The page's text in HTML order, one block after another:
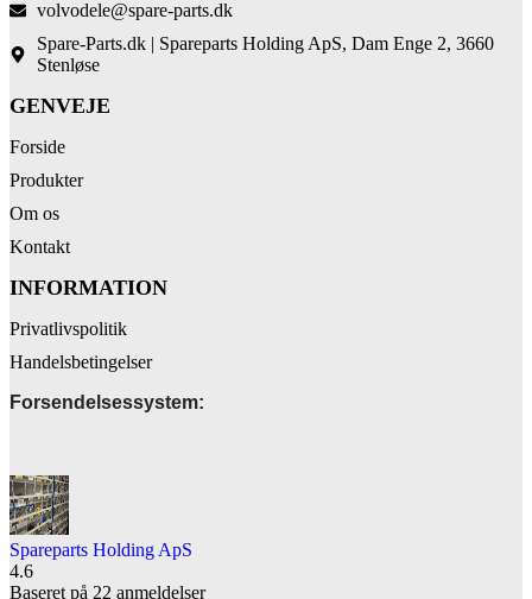
volvodele@spare-parts.dk
Spare-Parts.dk | Spareparts Holding ApS, Dam Enge 2, 3660
Stenløse
GENVEJE
Forside
Produkter
Om os
Kontakt
INFORMATION
Privatlivspolitik
Handelsbetingelser
Forsendelsessystem:
Spareparts Holding ApS
4.6
Baseret på 22 anmeldelser